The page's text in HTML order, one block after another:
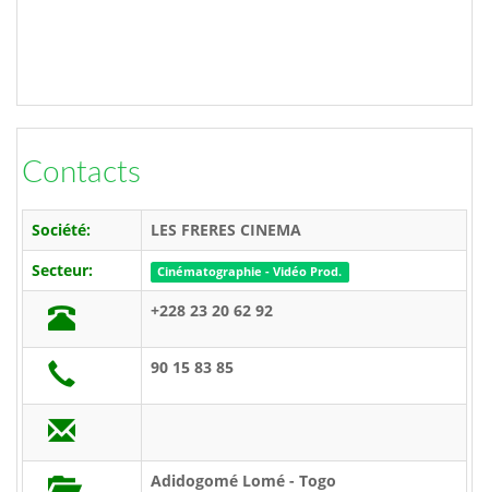
Contacts
Société:
LES FRERES CINEMA
Secteur:
Cinématographie - Vidéo Prod.
+228 23 20 62 92
90 15 83 85
Adidogomé Lomé - Togo